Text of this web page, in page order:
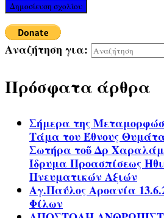
Αναζήτηση για:
Πρόσφατα άρθρα
Σήμερα της
Τάμα του Έθνους
Σωτήρα τοῦ Δρ
Ίδρυμα Προασπίσεως
Πνευματικών Αξιών
Αγ.Παύλος Αροανία
Φίλων